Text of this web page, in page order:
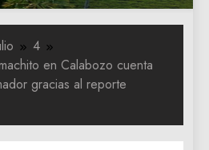
4
en Calabozo cuenta
gracias al reporte